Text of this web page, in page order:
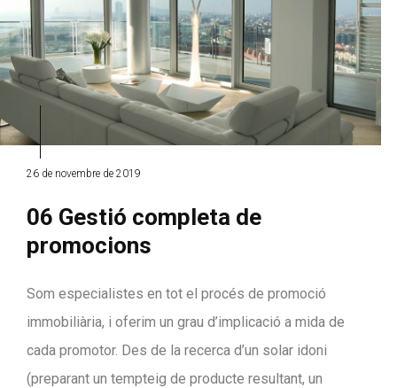
26 de novembre de 2019
06 Gestió completa de
promocions
Som especialistes en tot el procés de promoció
immobiliària, i oferim un grau d’implicació a mida de
cada promotor. Des de la recerca d’un solar idoni
(preparant un tempteig de producte resultant, un